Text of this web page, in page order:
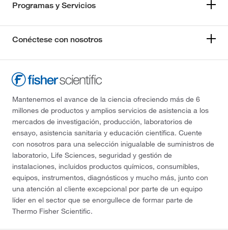
Programas y Servicios
Conéctese con nosotros
Mantenemos el avance de la ciencia ofreciendo más de 6
millones de productos y amplios servicios de asistencia a los
mercados de investigación, producción, laboratorios de
ensayo, asistencia sanitaria y educación científica. Cuente
con nosotros para una selección inigualable de suministros de
laboratorio, Life Sciences, seguridad y gestión de
instalaciones, incluidos productos químicos, consumibles,
equipos, instrumentos, diagnósticos y mucho más, junto con
una atención al cliente excepcional por parte de un equipo
líder en el sector que se enorgullece de formar parte de
Thermo Fisher Scientific.